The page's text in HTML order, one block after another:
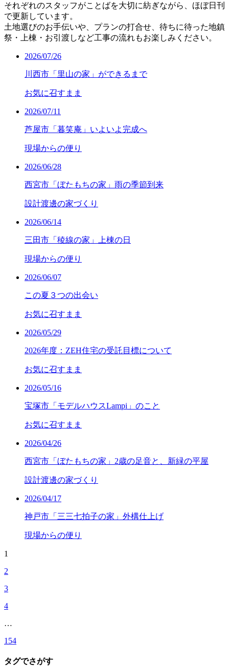
それぞれのスタッフがことばを大切に紡ぎながら、ほぼ日刊
で更新しています。
土地選びのお手伝いや、プランの打合せ、待ちに待った地鎮
祭・上棟・お引渡しなど工事の流れもお楽しみください。
2026/07/26
川西市「里山の家」ができるまで
お気に召すまま
2026/07/11
芦屋市「暮笑庵」いよいよ完成へ
現場からの便り
2026/06/28
西宮市「ぼたもちの家」雨の季節到来
設計渡邊の家づくり
2026/06/14
三田市「稜線の家」上棟の日
現場からの便り
2026/06/07
この夏３つの出会い
お気に召すまま
2026/05/29
2026年度：ZEH住宅の受託目標について
お気に召すまま
2026/05/16
宝塚市「モデルハウスLampi」のこと
お気に召すまま
2026/04/26
西宮市「ぼたもちの家」2歳の足音と、新緑の平屋
設計渡邊の家づくり
2026/04/17
神戸市「三三七拍子の家」外構仕上げ
現場からの便り
1
2
3
4
…
154
タグでさがす